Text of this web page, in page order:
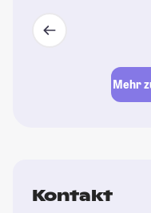
Mehr
Kontakt